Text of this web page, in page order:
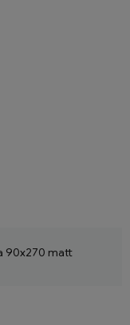
90x270 matt